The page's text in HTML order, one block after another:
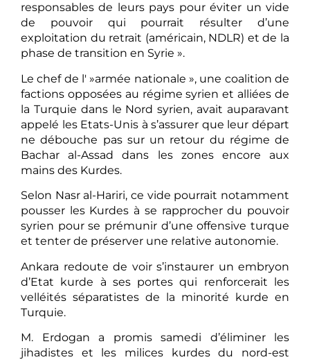
responsables de leurs pays pour éviter un vide
de pouvoir qui pourrait résulter d’une
exploitation du retrait (américain, NDLR) et de la
phase de transition en Syrie ».
Le chef de l' »armée nationale », une coalition de
factions opposées au régime syrien et alliées de
la Turquie dans le Nord syrien, avait auparavant
appelé les Etats-Unis à s’assurer que leur départ
ne débouche pas sur un retour du régime de
Bachar al-Assad dans les zones encore aux
mains des Kurdes.
Selon Nasr al-Hariri, ce vide pourrait notamment
pousser les Kurdes à se rapprocher du pouvoir
syrien pour se prémunir d’une offensive turque
et tenter de préserver une relative autonomie.
Ankara redoute de voir s’instaurer un embryon
d’Etat kurde à ses portes qui renforcerait les
velléités séparatistes de la minorité kurde en
Turquie.
M. Erdogan a promis samedi d’éliminer les
jihadistes et les milices kurdes du nord-est